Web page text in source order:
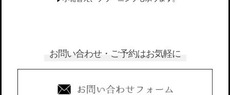
お問い合わせ・ご予約はお気軽に